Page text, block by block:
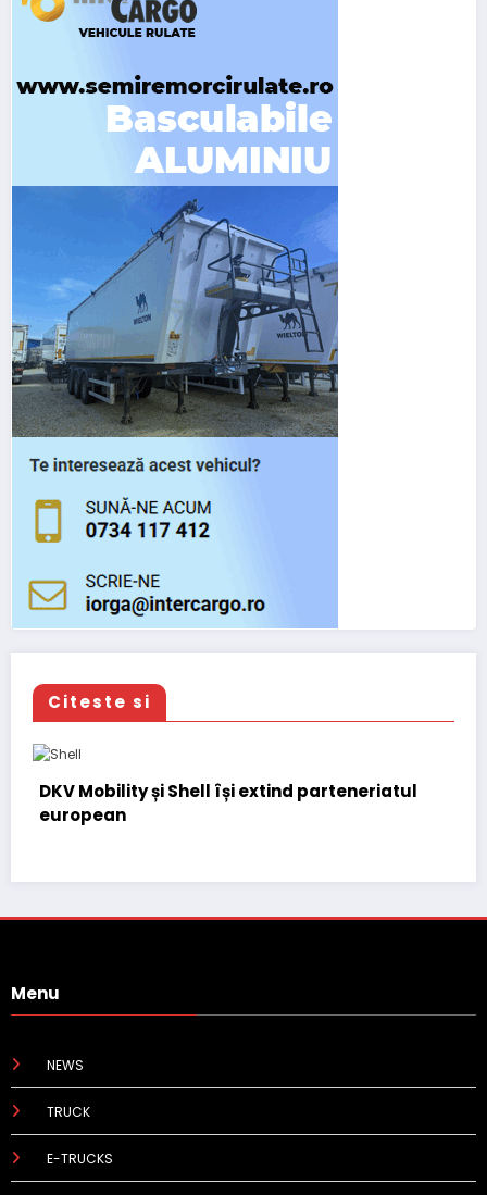
Citeste si
DKV Mobility și Shell își extind parteneriatul
european
Menu
NEWS
TRUCK
E-TRUCKS